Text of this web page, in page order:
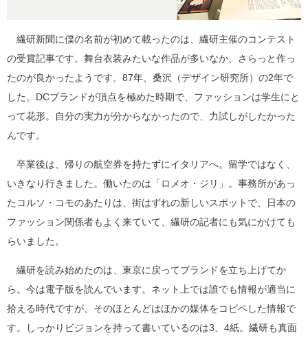
繊研新聞に僕の名前が初めて載ったのは、繊研主催のコンテスト
の受賞記事です。舞台衣装みたいな作品が多いなか、さらっと作っ
たのが良かったようです。87年、桑沢（デザイン研究所）の2年で
した。DCブランドが頂点を極めた時期で、ファッションは学生にと
って花形。自分の実力が分からなかったので、力試しがしたかった
んです。
卒業後は、帰りの航空券を持たずにイタリアへ。留学ではなく、
いきなり行きました。働いたのは「ロメオ・ジリ」。事務所があっ
たコルソ・コモのあたりは、街はずれの新しいスポットで、日本の
ファッション関係者もよく来ていて、繊研の記者にも気にかけても
らいました。
繊研を読み始めたのは、東京に戻ってブランドを立ち上げてか
ら。今は電子版を読んでいます。ネット上では誰でも情報が適当に
拾える時代ですが、そのほとんどはほかの媒体をコピペした情報で
す。しっかりビジョンを持って書いているのは3、4紙。繊研も真面